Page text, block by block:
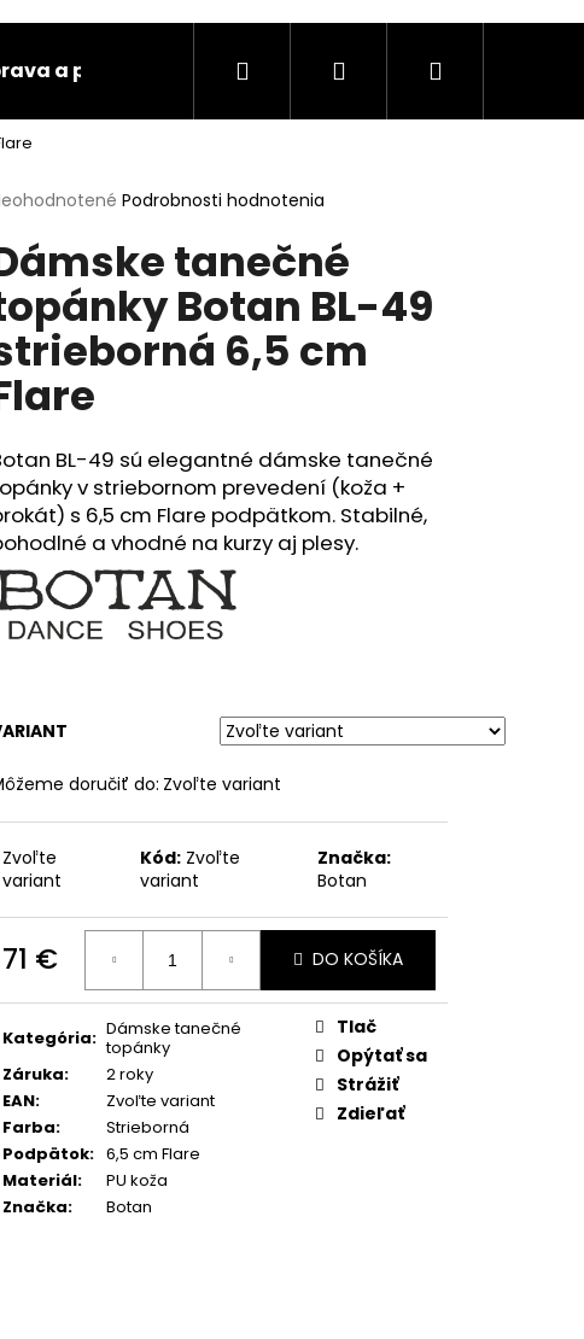
a platba Kontakty Ochrana osobných
Hľadať PrihlásenieNákupný
je
Podrobnosti hodnotenia
tanečné
Botan BL-49
6,5 cm
BL-49 sú elegantné dámske tanečné
v striebornom prevedení (koža +
s 6,5 cm Flare podpätkom. Stabilné,
a vhodné na kurzy aj plesy.
doručiť do: Zvoľte variant
Zvoľte
variant
Kód: Zvoľte
variant
Značka:
Botan
71 €
Jednotková
cena:
DO KOŠÍKA
Kategória: Dámske tanečné
topánky
Záruka:
2 roky
EAN:
Zvoľte variant
Farba:
Strieborná
Podpätok: 6,5 cm Flare
Materiál:
PU koža
Značka: Botan
Tlač
Opýtať sa
Strážiť
Zdieľať